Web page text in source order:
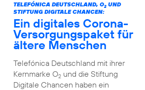
TELEFÓNICA DEUTSCHLAND, O2UND
STIFTUNG DIGITALE CHANCEN:
Ein digitales Corona-
Versorgungspaket für
ältere Menschen
Telefónica Deutschland mit ihrer
Kernmarke O2und die Stiftung
Digitale Chancen haben ein